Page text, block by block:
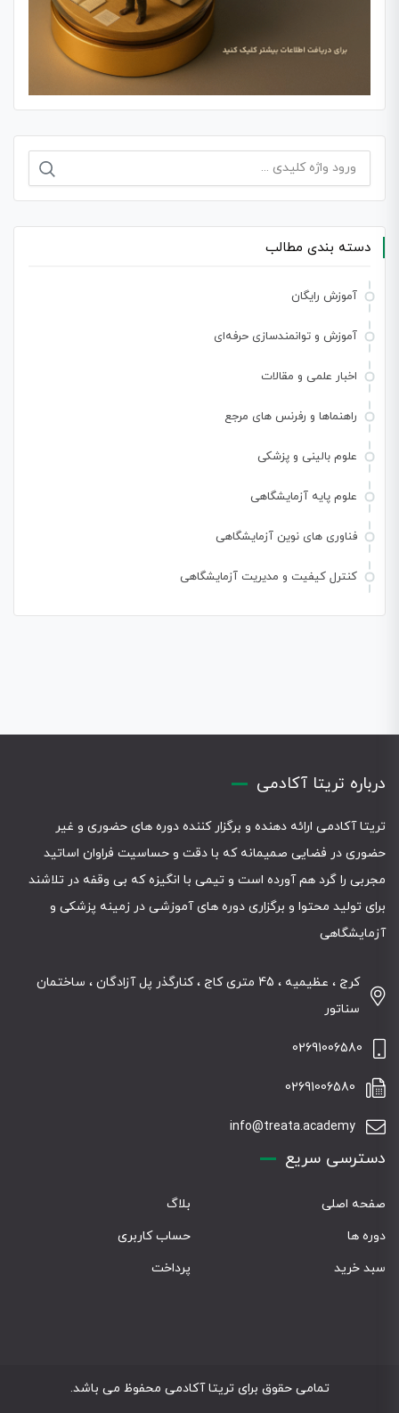
جستجو
برای:
دسته بندی مطالب
آموزش رایگان
آموزش و توانمندسازی حرفه‌ای
اخبار علمی و مقالات
راهنماها و رفرنس های مرجع
علوم بالینی و پزشکی
علوم پایه آزمایشگاهی
فناوری های نوین آزمایشگاهی
کنترل کیفیت و مدیریت آزمایشگاهی
درباره تریتا آکادمی
تریتا آکادمی ارائه دهنده و برگزار کننده دوره های حضوری و غیر
حضوری در فضایی صمیمانه که با دقت و حساسیت فراوان اساتید
مجربی را گرد هم آورده است و تیمی با انگیزه که بی وقفه در تلاشند
برای تولید محتوا و برگزاری دوره های آموزشی در زمینه پزشکی و
آزمایشگاهی
کرج ، عظیمیه ، 45 متری کاج ، کنارگذر پل آزادگان ، ساختمان
سناتور
02691006580
02691006580
info@treata.academy
دسترسی سریع
صفحه اصلی
بلاگ
دوره ها
حساب کاربری
سبد خرید
پرداخت
تمامی حقوق برای تریتا آکادمی محفوظ می باشد.